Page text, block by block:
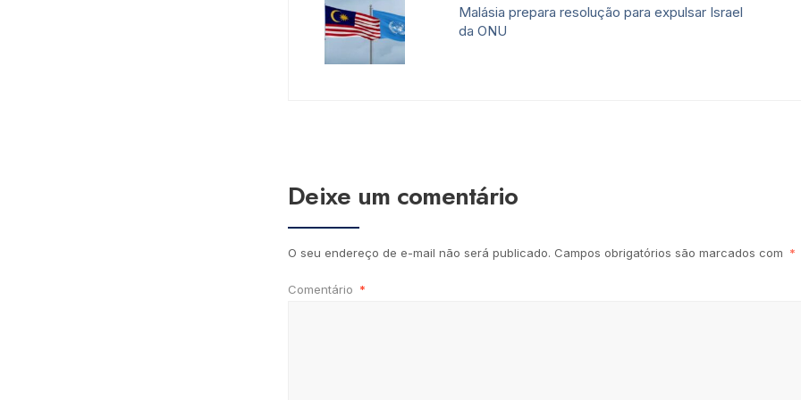
Malásia prepara resolução para expulsar Israel
da ONU
Deixe um comentário
O seu endereço de e-mail não será publicado. Campos obrigatórios são marcados com *
Comentário *